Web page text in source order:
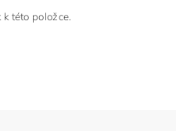
této položce.